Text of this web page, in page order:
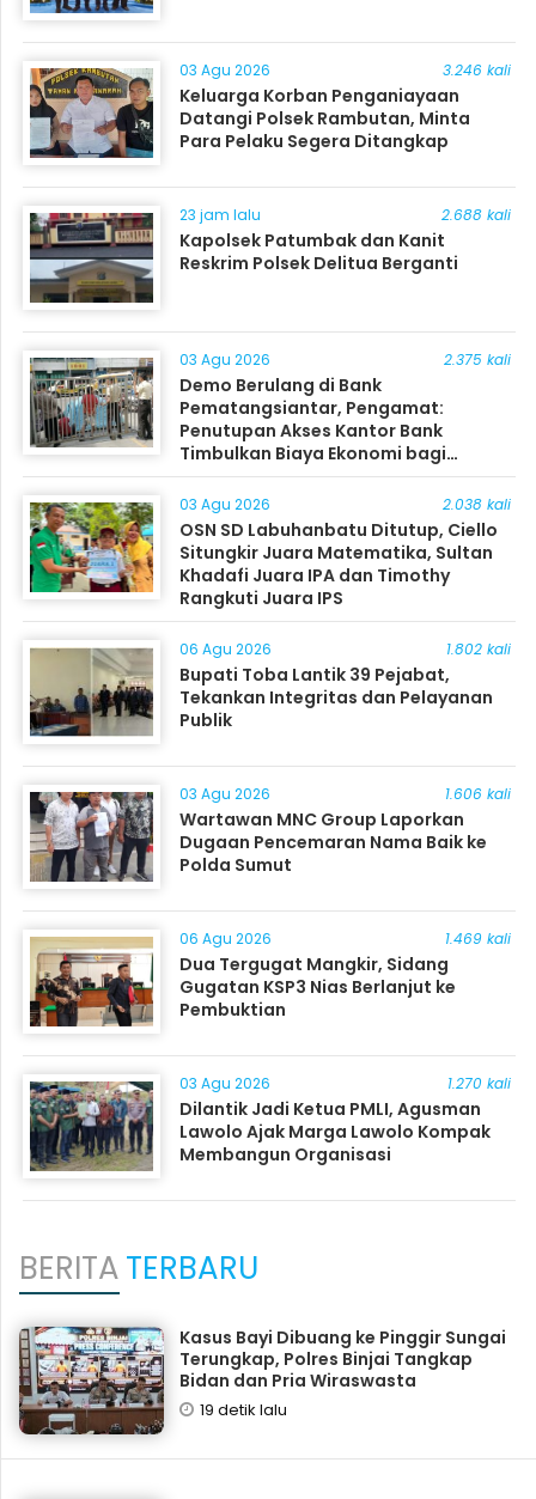
03 Agu 2026 3.246 kali
Keluarga Korban Penganiayaan
Datangi Polsek Rambutan, Minta
Para Pelaku Segera Ditangkap
23 jam lalu 2.688 kali
Kapolsek Patumbak dan Kanit
Reskrim Polsek Delitua Berganti
03 Agu 2026 2.375 kali
Demo Berulang di Bank
Pematangsiantar, Pengamat:
Penutupan Akses Kantor Bank
Timbulkan Biaya Ekonomi bagi
Masyarakat
03 Agu 2026 2.038 kali
OSN SD Labuhanbatu Ditutup, Ciello
Situngkir Juara Matematika, Sultan
Khadafi Juara IPA dan Timothy
Rangkuti Juara IPS
06 Agu 2026 1.802 kali
Bupati Toba Lantik 39 Pejabat,
Tekankan Integritas dan Pelayanan
Publik
03 Agu 2026 1.606 kali
Wartawan MNC Group Laporkan
Dugaan Pencemaran Nama Baik ke
Polda Sumut
06 Agu 2026 1.469 kali
Dua Tergugat Mangkir, Sidang
Gugatan KSP3 Nias Berlanjut ke
Pembuktian
03 Agu 2026 1.270 kali
Dilantik Jadi Ketua PMLI, Agusman
Lawolo Ajak Marga Lawolo Kompak
Membangun Organisasi
BERITATERBARU
Kasus Bayi Dibuang ke Pinggir Sungai
Terungkap, Polres Binjai Tangkap
Bidan dan Pria Wiraswasta
19 detik lalu